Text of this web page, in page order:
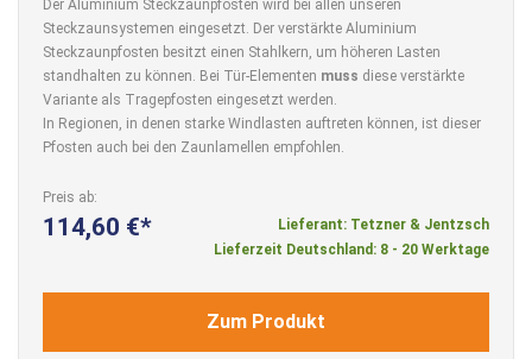
Der Aluminium Steckzaunpfosten wird bei allen unseren
Steckzaunsystemen eingesetzt. Der verstärkte Aluminium
Steckzaunpfosten besitzt einen Stahlkern, um höheren Lasten
standhalten zu können. Bei Tür-Elementen muss diese verstärkte
Variante als Tragepfosten eingesetzt werden.
In Regionen, in denen starke Windlasten auftreten können, ist dieser
Pfosten auch bei den Zaunlamellen empfohlen.
Preis ab
114,60 €
Lieferant: Tetzner & Jentzsch
Lieferzeit Deutschland: 8 - 20 Werktage
Zum Produkt